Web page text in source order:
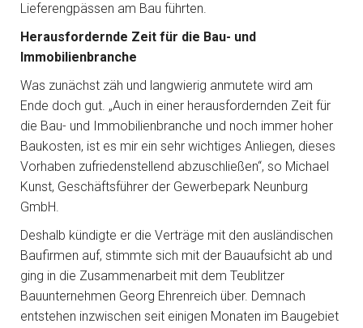
Lieferengpässen am Bau führten.
Herausfordernde Zeit für die Bau- und
Immobilienbranche
Was zunächst zäh und langwierig anmutete wird am
Ende doch gut. „Auch in einer herausfordernden Zeit für
die Bau- und Immobilienbranche und noch immer hoher
Baukosten, ist es mir ein sehr wichtiges Anliegen, dieses
Vorhaben zufriedenstellend abzuschließen“, so Michael
Kunst, Geschäftsführer der Gewerbepark Neunburg
GmbH.
Deshalb kündigte er die Verträge mit den ausländischen
Baufirmen auf, stimmte sich mit der Bauaufsicht ab und
ging in die Zusammenarbeit mit dem Teublitzer
Bauunternehmen Georg Ehrenreich über. Demnach
entstehen inzwischen seit einigen Monaten im Baugebiet